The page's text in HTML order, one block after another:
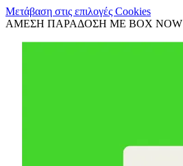
Μετάβαση στις επιλογές Cookies
ΑΜΕΣΗ ΠΑΡΑΔΟΣΗ ΜΕ BOX NOW